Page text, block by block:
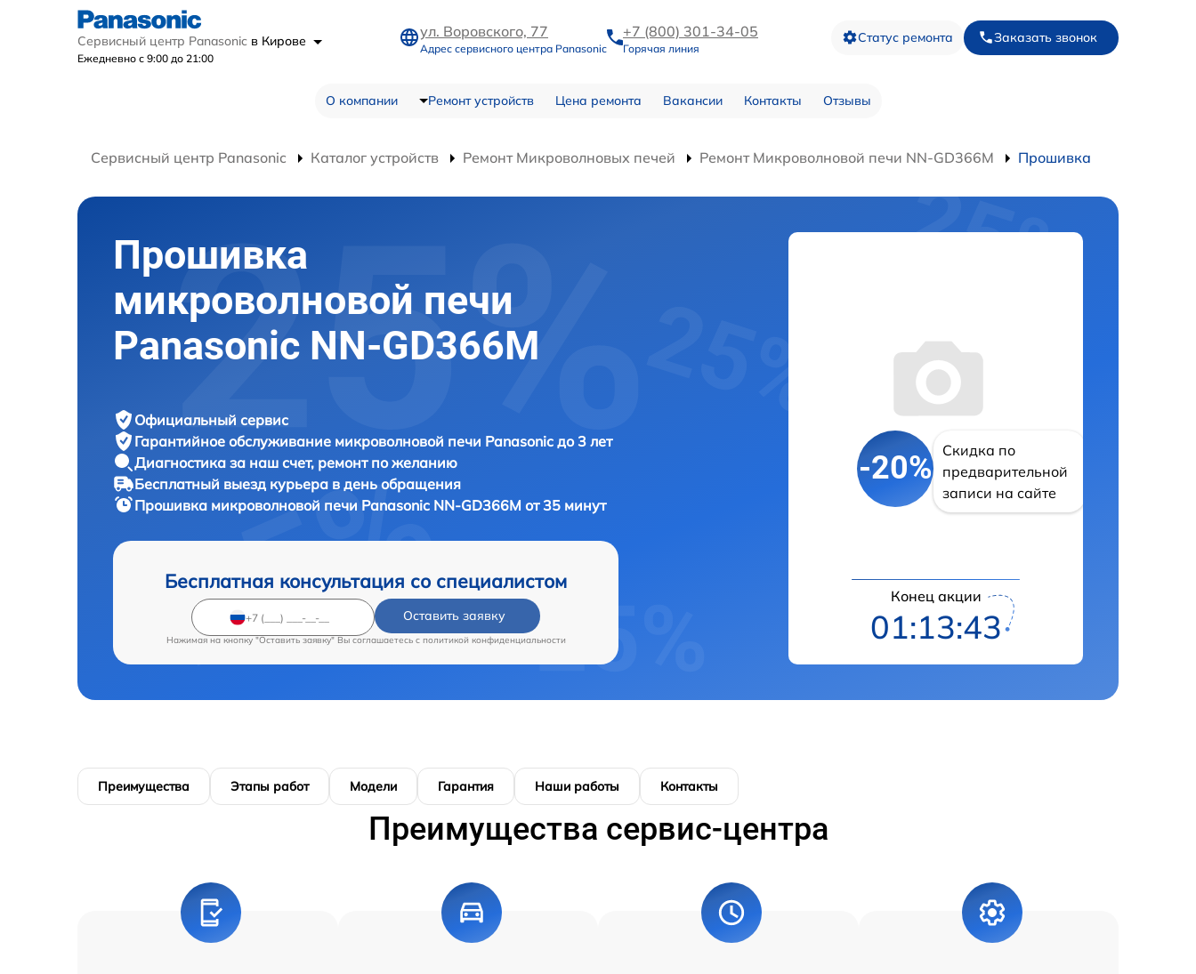
Сервисный центр Panasonic в Кирове
Ежедневно с 9:00 до 21:00
ул. Воровского, 77
Адрес сервисного центра Panasonic
+7 (800) 301-34-05
Горячая линия
Статус ремонта Заказать звонок
О компании Ремонт устройств Цена ремонта Вакансии Контакты Отзывы
Сервисный центр Panasonic Каталог устройств Ремонт Микроволновых печей Ремонт Микроволновой печи NN-GD366M Прошивка
Прошивка
микроволновой печи
Panasonic NN-GD366M
Официальный сервис
Гарантийное обслуживание микроволновой печи Panasonic до 3 лет
Диагностика за наш счет, ремонт по желанию
Бесплатный выезд курьера в день обращения
Прошивка микроволновой печи Panasonic NN-GD366M от 35 минут
Бесплатная консультация со специалистом
Оставить заявку
Нажимая на кнопку "Оставить заявку" Вы соглашаетесь c политикой конфиденциальности
-20%
Скидка по
предварительной
записи на сайте
Конец акции
01:13:42
Преимущества Этапы работ Модели Гарантия Наши работы Контакты
Преимущества сервис-центра